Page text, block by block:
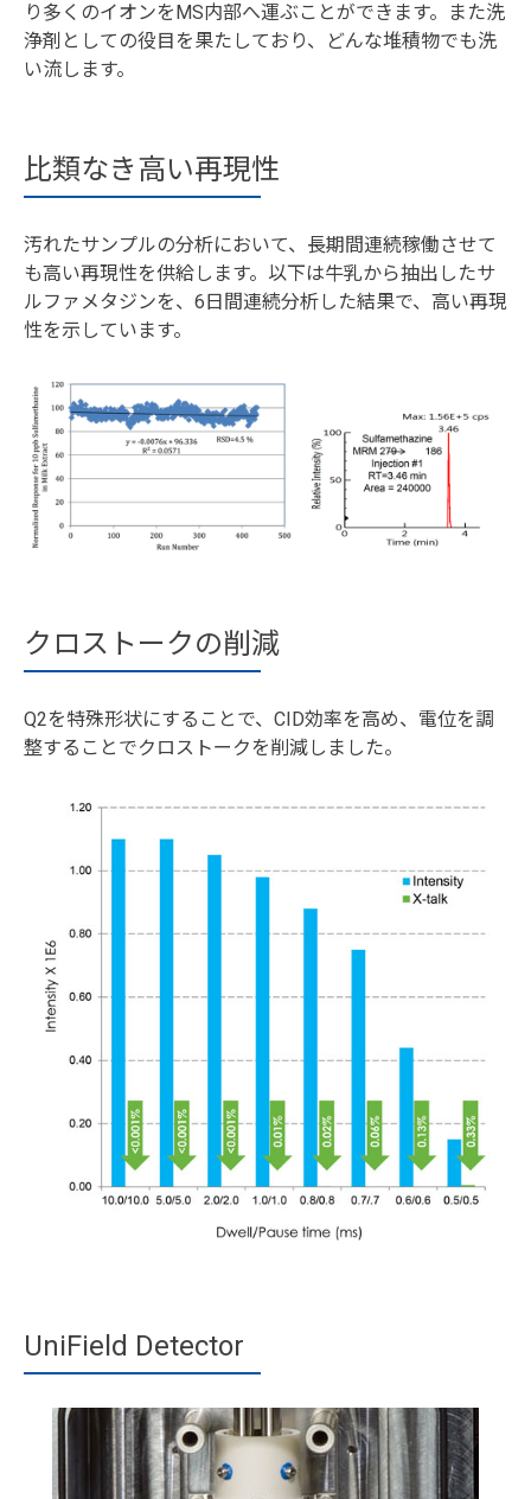
り多くのイオンをMS内部へ運ぶことができます。また洗
浄剤としての役目を果たしており、どんな堆積物でも洗
い流します。
比類なき高い再現性
汚れたサンプルの分析において、長期間連続稼働させて
も高い再現性を供給します。以下は牛乳から抽出したサ
ルファメタジンを、6日間連続分析した結果で、高い再現
性を示しています。
クロストークの削減
Q2を特殊形状にすることで、CID効率を高め、電位を調
整することでクロストークを削減しました。
UniField Detector